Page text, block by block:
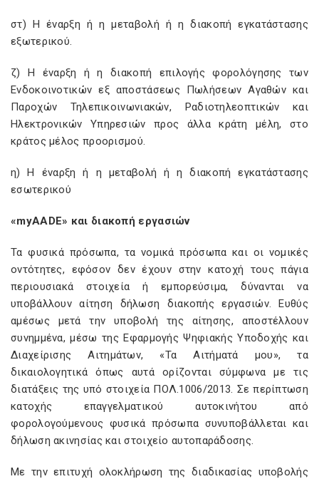
στ) Η έναρξη ή η μεταβολή ή η διακοπή εγκατάστασης
εξωτερικού.
ζ) Η έναρξη ή η διακοπή επιλογής φορολόγησης των
Ενδοκοινοτικών εξ αποστάσεως Πωλήσεων Αγαθών και
Παροχών Τηλεπικοινωνιακών, Ραδιοτηλεοπτικών και
Ηλεκτρονικών Υπηρεσιών προς άλλα κράτη μέλη, στο
κράτος μέλος προορισμού.
η) Η έναρξη ή η μεταβολή ή η διακοπή εγκατάστασης
εσωτερικού
«myAADE» και διακοπή εργασιών
Τα φυσικά πρόσωπα, τα νομικά πρόσωπα και οι νομικές
οντότητες, εφόσον δεν έχουν στην κατοχή τους πάγια
περιουσιακά στοιχεία ή εμπορεύσιμα, δύνανται να
υποβάλλουν αίτηση δήλωση διακοπής εργασιών. Ευθύς
αμέσως μετά την υποβολή της αίτησης, αποστέλλουν
συνημμένα, μέσω της Εφαρμογής Ψηφιακής Υποδοχής και
Διαχείρισης Αιτημάτων, «Τα Αιτήματά μου», τα
δικαιολογητικά όπως αυτά ορίζονται σύμφωνα με τις
διατάξεις της υπό στοιχεία ΠΟΛ.1006/2013. Σε περίπτωση
κατοχής επαγγελματικού αυτοκινήτου από
φορολογούμενους φυσικά πρόσωπα συνυποβάλλεται και
δήλωση ακινησίας και στοιχείο αυτοπαράδοσης.
Με την επιτυχή ολοκλήρωση της διαδικασίας υποβολής